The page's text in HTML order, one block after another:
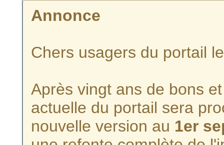
Annonce
Chers usagers du portail
Après vingt ans de bons
actuelle du portail sera
nouvelle version au 1er